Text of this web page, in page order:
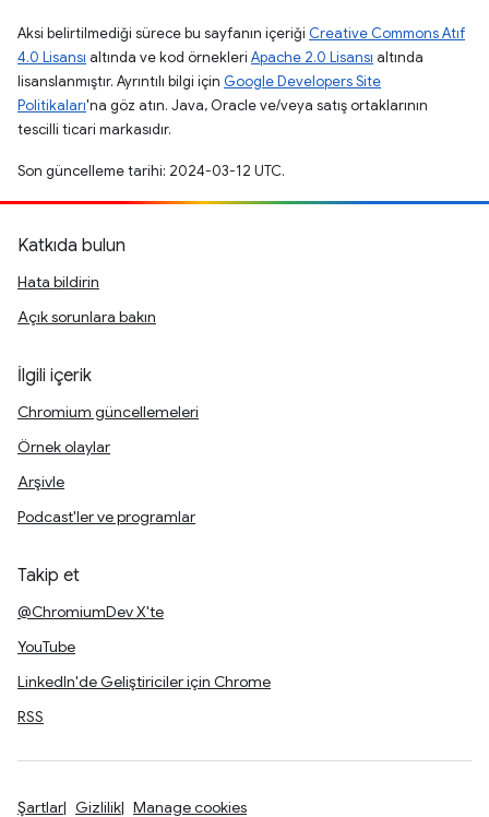
Aksi belirtilmediği sürece bu sayfanın içeriği Creative Commons Atıf
4.0 Lisansı altında ve kod örnekleri Apache 2.0 Lisansı altında
lisanslanmıştır. Ayrıntılı bilgi için Google Developers Site
Politikaları'na göz atın. Java, Oracle ve/veya satış ortaklarının
tescilli ticari markasıdır.
Son güncelleme tarihi: 2024-03-12 UTC.
Katkıda bulun
Hata bildirin
Açık sorunlara bakın
İlgili içerik
Chromium güncellemeleri
Örnek olaylar
Arşivle
Podcast'ler ve programlar
Takip et
@ChromiumDev X'te
YouTube
LinkedIn'de Geliştiriciler için Chrome
RSS
Şartlar Gizlilik Manage cookies